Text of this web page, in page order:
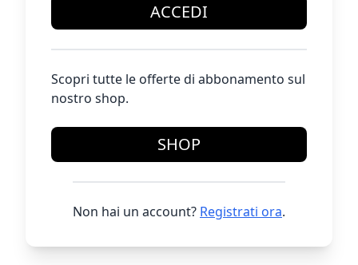
ACCEDI
Scopri tutte le offerte di abbonamento sul
nostro shop.
SHOP
Non hai un account? Registrati ora.